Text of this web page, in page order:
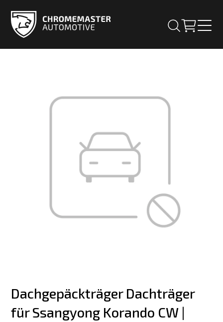
Dachgepäckträger Dachträger
für Ssangyong Korando CW |